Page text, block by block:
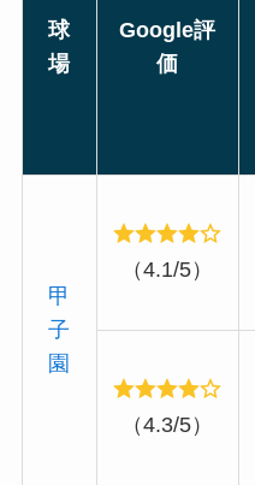
球
場
Google評
価
甲
子
園
（4.1/5）
（4.3/5）